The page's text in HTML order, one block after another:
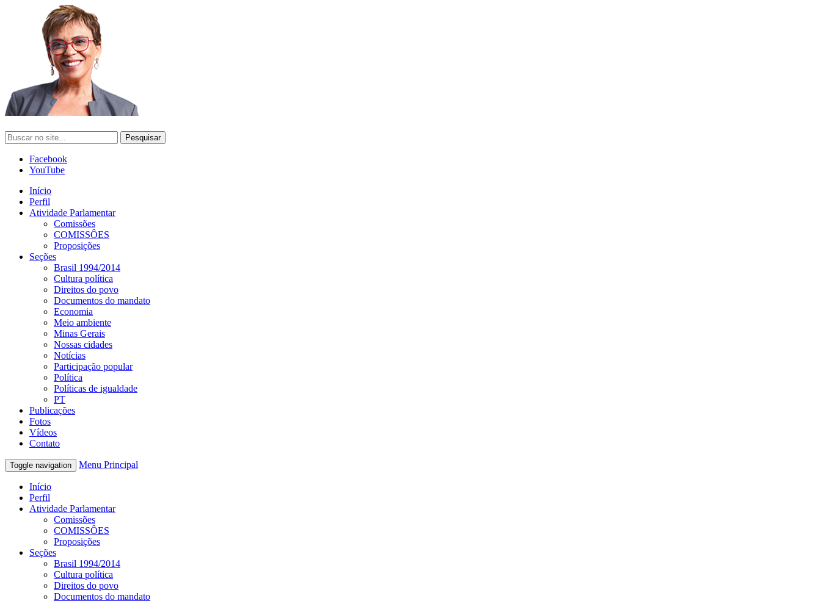
Facebook
YouTube
Início
Perfil
Atividade Parlamentar
Comissões
COMISSÔES
Proposições
Seções
Brasil 1994/2014
Cultura política
Direitos do povo
Documentos do mandato
Economia
Meio ambiente
Minas Gerais
Nossas cidades
Notícias
Participação popular
Política
Políticas de igualdade
PT
Publicações
Fotos
Vídeos
Contato
Toggle navigation Menu Principal
Início
Perfil
Atividade Parlamentar
Comissões
COMISSÔES
Proposições
Seções
Brasil 1994/2014
Cultura política
Direitos do povo
Documentos do mandato